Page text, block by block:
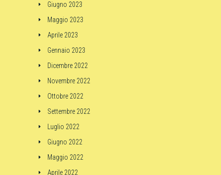
Giugno 2023
Maggio 2023
Aprile 2023
Gennaio 2023
Dicembre 2022
Novembre 2022
Ottobre 2022
Settembre 2022
Luglio 2022
Giugno 2022
Maggio 2022
Aprile 2022